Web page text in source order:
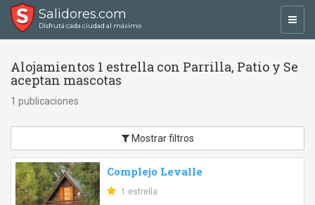
Salidores.com
Disfrutá cada ciudad al máximo
Alojamientos 1 estrella con Parrilla, Patio y Se
aceptan mascotas
1 publicaciones
Mostrar filtros
Complejo Levalle
1 estrella